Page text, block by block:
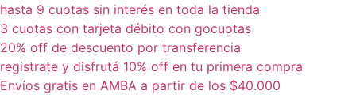
Ir
al
contenido
hasta 9 cuotas sin interés en toda la tienda
3 cuotas con tarjeta débito con gocuotas
20% off de descuento por transferencia
registrate y disfrutá 10% off en tu primera compra
Envíos gratis en AMBA a partir de los $40.000